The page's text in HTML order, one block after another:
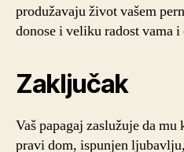
produžavaju život vašem
donose i veliku radost vama
Zaključak
Vaš papagaj zaslužuje da mu
pravi dom, ispunjen